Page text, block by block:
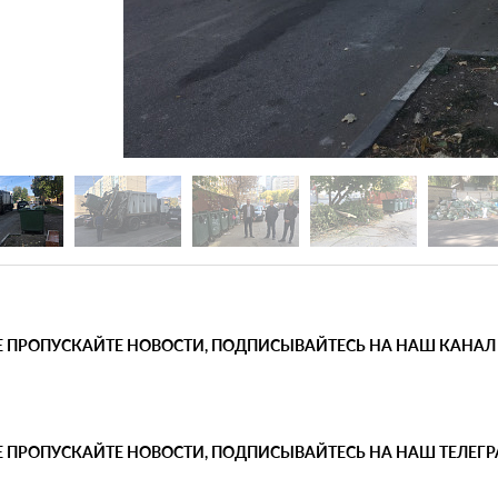
ПРОПУСКАЙТЕ НОВОСТИ, ПОДПИСЫВАЙТЕСЬ НА НАШ КАНАЛ
ПРОПУСКАЙТЕ НОВОСТИ, ПОДПИСЫВАЙТЕСЬ НА НАШ